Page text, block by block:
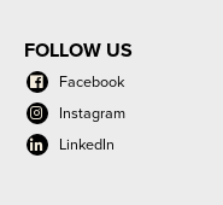
FOLLOW US
Facebook
Instagram
LinkedIn